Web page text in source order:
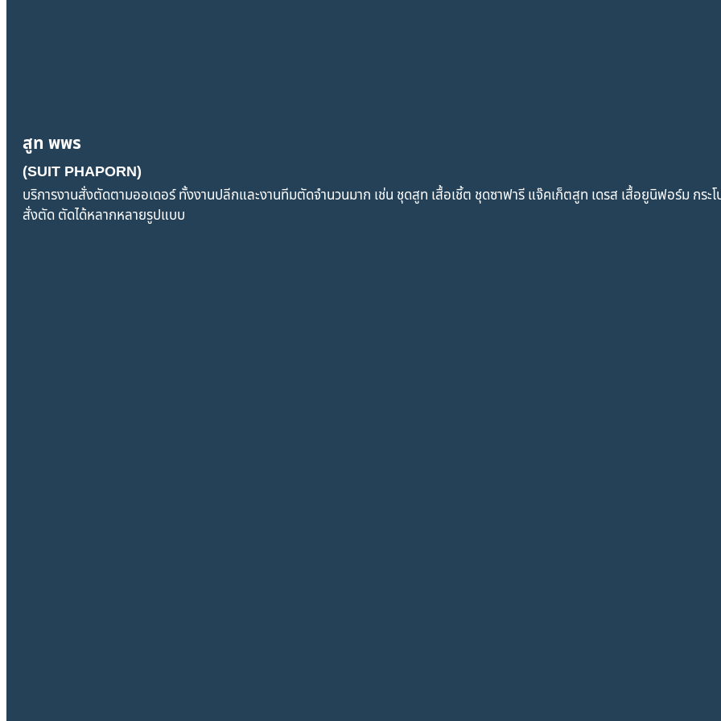
สูท พพร
(SUIT PHAPORN)
บริการงานสั่งตัดตามออเดอร์ ทั้งงานปลีกและงานทีมตัดจำนวนมาก เช่น ชุดสูท เสื้อเชิ้ต ชุดซาฟารี แจ๊คเก็ตสูท เดรส เสื้อยูนิฟอร์ม กระโ
สั่งตัด ตัดได้หลากหลายรูปแบบ